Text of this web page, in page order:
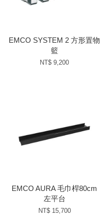
EMCO SYSTEM 2 方形置物
籃
NT$ 9,200
EMCO AURA 毛巾桿80cm
左平台
NT$ 15,700